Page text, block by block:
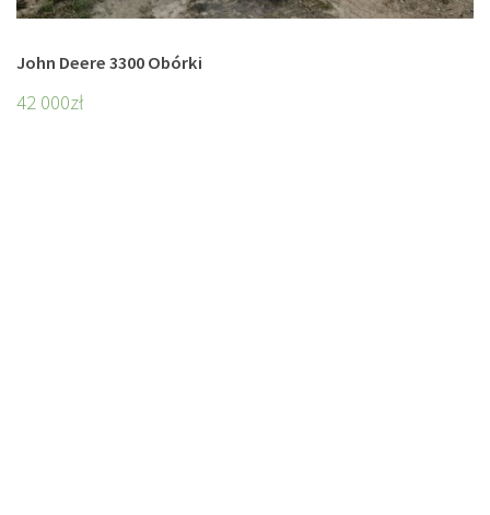
John Deere 3300 Obórki
42 000zł